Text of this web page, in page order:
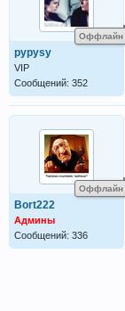
Оффлайн
pypysy
VIP
Сообщений: 352
Оффлайн
Bort222
Админы
Сообщений: 336